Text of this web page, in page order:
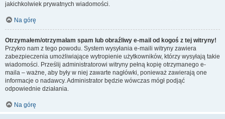
jakichkolwiek prywatnych wiadomości.
Na górę
Otrzymałem/otrzymałam spam lub obraźliwy e-mail od kogoś z tej witryny!
Przykro nam z tego powodu. System wysyłania e-maili witryny zawiera
zabezpieczenia umożliwiające wytropienie użytkowników, którzy wysyłają takie
wiadomości. Prześlij administratorowi witryny pełną kopię otrzymanego e-
maila – ważne, aby były w niej zawarte nagłówki, ponieważ zawierają one
informacje o nadawcy. Administrator będzie wówczas mógł podjąć
odpowiednie działania.
Na górę